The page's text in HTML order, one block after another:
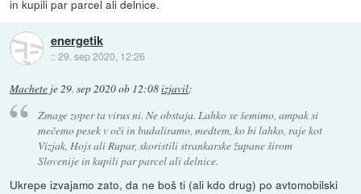
in kupili par parcel ali delnice.
energetik
::29. sep 2020, 12:26
Machete je 29. sep 2020 ob 12:08izjavil:
Zmage zoper ta virus ni. Ne obstaja. Lahko se šemimo, ampak si
mečemo pesek v oči in budaliramo, medtem, ko bi lahko, raje kot
Vizjak, Hojs ali Rupar, skoristili strankarske župane širom
Slovenije in kupili par parcel ali delnice.
Ukrepe izvajamo zato, da ne boš ti (ali kdo drug) po avtomobilski